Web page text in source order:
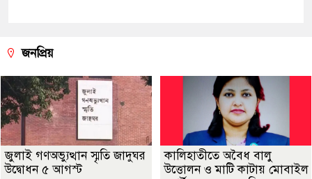
জনপ্রিয়
জুলাই গণঅভ্যুত্থান স্মৃতি জাদুঘর
উদ্বোধন ৫ আগস্ট
কালিহাতীতে অবৈধ বালু
উত্তোলন ও মাটি কাটায় মোবাইল